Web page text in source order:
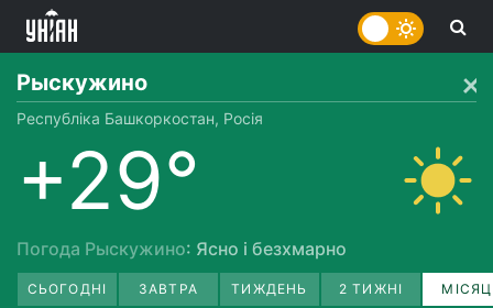
Рыскужино
Республіка Башкоркостан, Росія
+29°
Погода Рыскужино: Ясно і безхмарно
СЬОГОДНІ ЗАВТРА ТИЖДЕНЬ 2 ТИЖНІ